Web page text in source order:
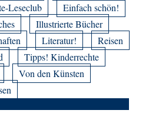
Leseclub
Einfach schön!
Illustrierte Bücher
Literatur!
Reisen
Tipps! Kinderrechte
Von den Künsten